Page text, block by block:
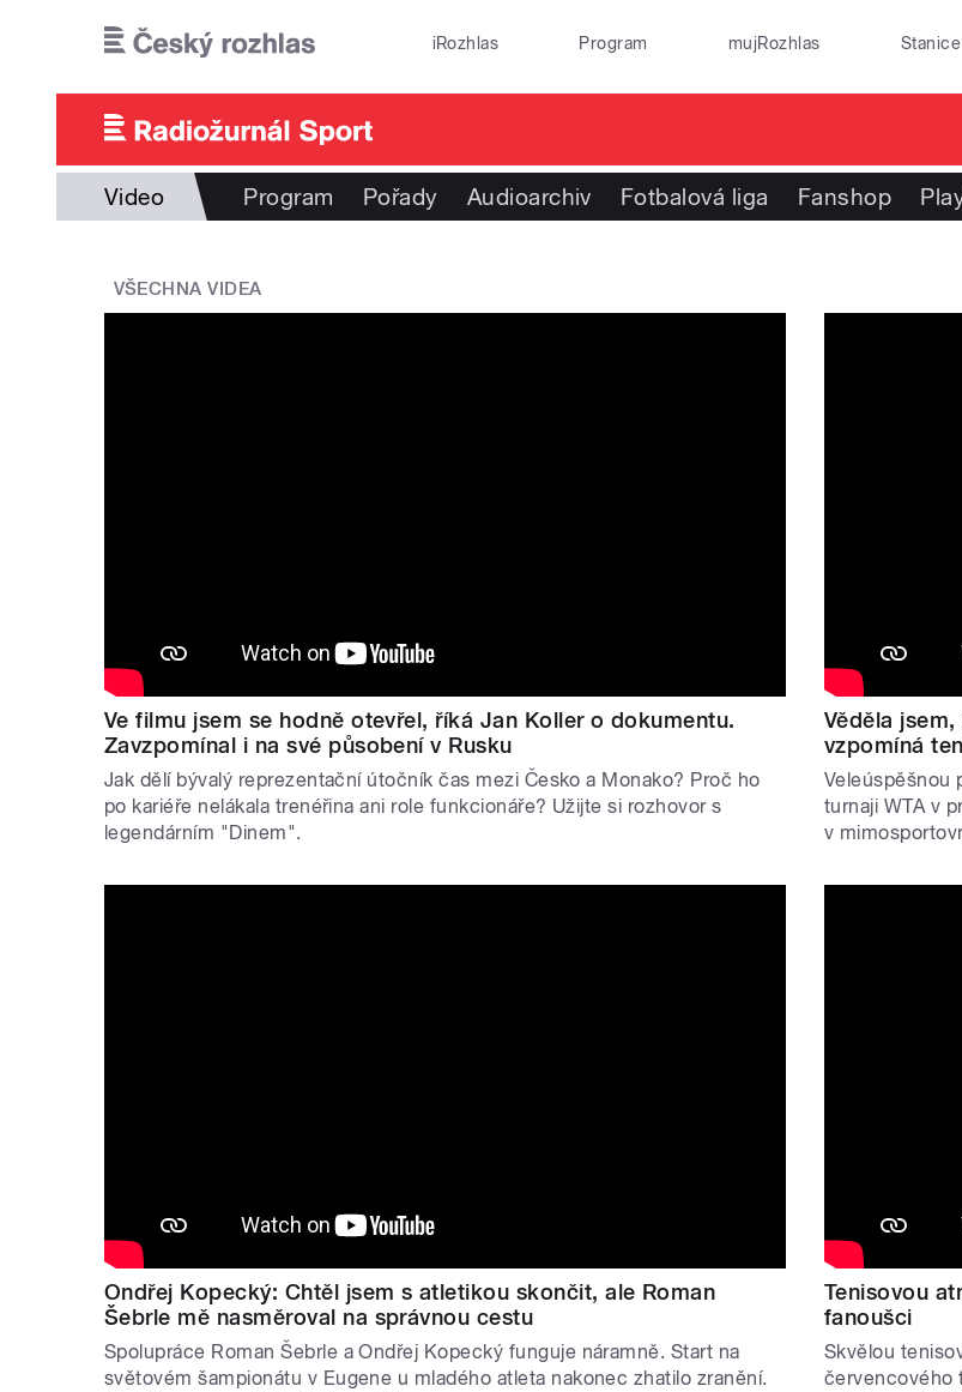
iRozhlas Program mujRozhlas Stanice
Video Program Pořady Audioarchiv Fotbalová liga Fanshop
VŠECHNA VIDEA
Ve filmu jsem se hodně otevřel, říká Jan Koller o dokumentu.
Zavzpomínal i na své působení v Rusku
Jak dělí bývalý reprezentační útočník čas mezi Česko a Monako? Proč ho
po kariéře nelákala trenéřina ani role funkcionáře? Užijte si rozhovor s
legendárním "Dinem".
Věděla
vzpomíná
Veleúspěšnou
turnaji WTA v
v
Ondřej Kopecký: Chtěl jsem s atletikou skončit, ale Roman
Šebrle mě nasměroval na správnou cestu
Spolupráce Roman Šebrle a Ondřej Kopecký funguje náramně. Start na
světovém šampionátu v Eugene u mladého atleta nakonec zhatilo zranění.
Tenisovou
fanoušci
Skvělou
červencového